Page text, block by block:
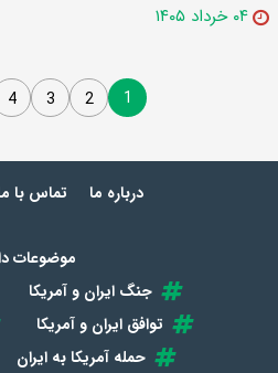
۰۴ خرداد ۱۴۰۵
1
2
3
4
درباره ما تماس با
موضوعات
جنگ ایران و آمریکا
توافق ایران و آمریکا
حمله آمریکا به ایران